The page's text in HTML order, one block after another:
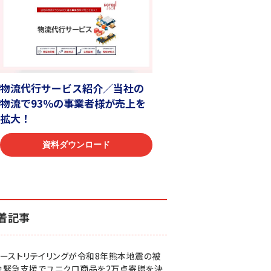
記事
ストリテイリングが令和8年熊本地震の被
緊急支援でユニクロ商品を2万点寄贈を決